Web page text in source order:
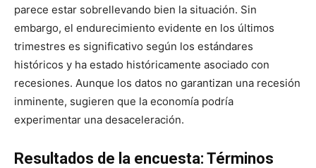
parece estar sobrellevando bien la situación. Sin
embargo, el endurecimiento evidente en los últimos
trimestres es significativo según los estándares
históricos y ha estado históricamente asociado con
recesiones. Aunque los datos no garantizan una recesión
inminente, sugieren que la economía podría
experimentar una desaceleración.
Resultados de la encuesta: Términos